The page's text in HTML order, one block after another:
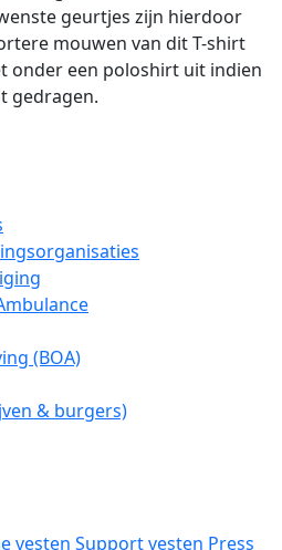
geurtjes zijn hierdoor
mouwen van dit T-shirt
onder een poloshirt uit indien
gedragen.
(BOA)
& burgers)
vesten Support vesten Press